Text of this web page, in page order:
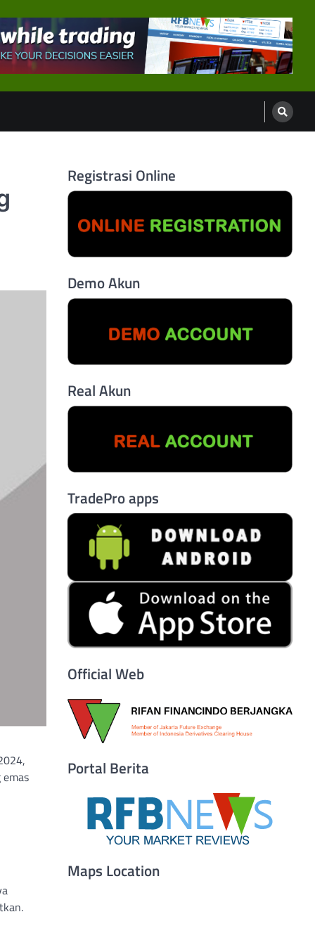
Registrasi Online
Demo Akun
Real Akun
TradePro apps
Official Web
Portal Berita
Maps Location